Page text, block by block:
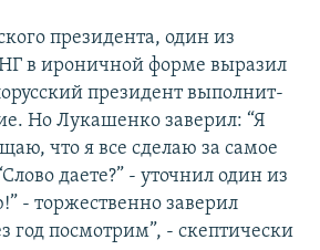
президента, один из
в ироничной форме выразил
президент выполнит-
Но Лукашенко заверил: “Я
что я все сделаю за самое
даете?” - уточнил один из
- торжественно заверил
год посмотрим”, - скептически